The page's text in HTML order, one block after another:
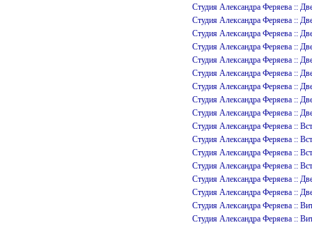
Студия Александра Феряева
Студия Александра Феряева
Студия Александра Феряева ::
Студия Александра Феряева ::
Студия Александра Феряева ::
Студия Александра Феряева ::
Студия Александра Феряева ::
Студия Александра Феряева
Студия Александра Феряева
Студия Александра Феряева ::
Студия Александра Феряева ::
Студия Александра Феряева ::
Студия Александра Феряева ::
Студия Александра Феряева ::
Студия Александра Феряева ::
Студия Александра Феряева ::
Студия Александра Феряева ::